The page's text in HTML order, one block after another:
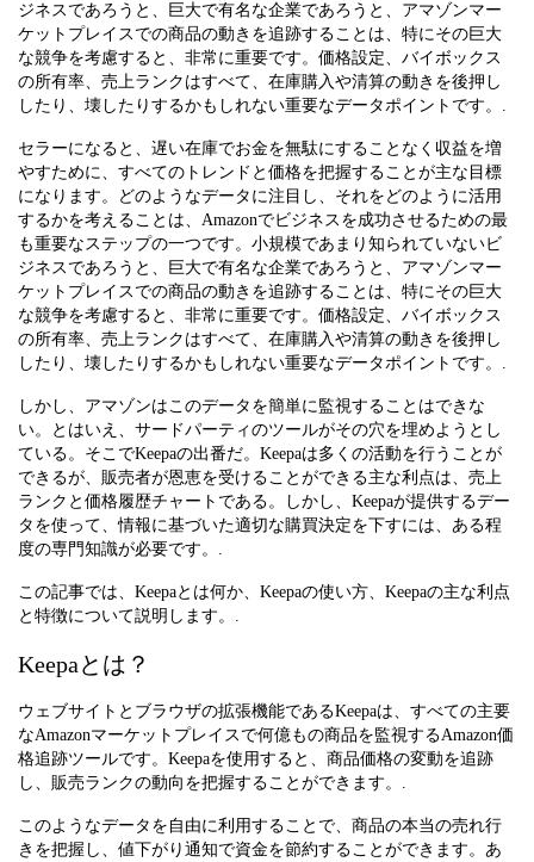
ジネスであろうと、巨大で有名な企業であろうと、アマゾンマー
ケットプレイスでの商品の動きを追跡することは、特にその巨大
な競争を考慮すると、非常に重要です。価格設定、バイボックス
の所有率、売上ランクはすべて、在庫購入や清算の動きを後押し
したり、壊したりするかもしれない重要なデータポイントです。.
セラーになると、遅い在庫でお金を無駄にすることなく収益を増
やすために、すべてのトレンドと価格を把握することが主な目標
になります。どのようなデータに注目し、それをどのように活用
するかを考えることは、Amazonでビジネスを成功させるための最
も重要なステップの一つです。小規模であまり知られていないビ
ジネスであろうと、巨大で有名な企業であろうと、アマゾンマー
ケットプレイスでの商品の動きを追跡することは、特にその巨大
な競争を考慮すると、非常に重要です。価格設定、バイボックス
の所有率、売上ランクはすべて、在庫購入や清算の動きを後押し
したり、壊したりするかもしれない重要なデータポイントです。.
しかし、アマゾンはこのデータを簡単に監視することはできな
い。とはいえ、サードパーティのツールがその穴を埋めようとし
ている。そこでKeepaの出番だ。Keepaは多くの活動を行うことが
できるが、販売者が恩恵を受けることができる主な利点は、売上
ランクと価格履歴チャートである。しかし、Keepaが提供するデー
タを使って、情報に基づいた適切な購買決定を下すには、ある程
度の専門知識が必要です。.
この記事では、Keepaとは何か、Keepaの使い方、Keepaの主な利点
と特徴について説明します。.
Keepaとは？
ウェブサイトとブラウザの拡張機能であるKeepaは、すべての主要
なAmazonマーケットプレイスで何億もの商品を監視するAmazon価
格追跡ツールです。Keepaを使用すると、商品価格の変動を追跡
し、販売ランクの動向を把握することができます。.
このようなデータを自由に利用することで、商品の本当の売れ行
きを把握し、値下がり通知で資金を節約することができます。あ